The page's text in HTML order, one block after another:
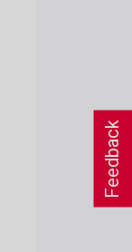
Feedback